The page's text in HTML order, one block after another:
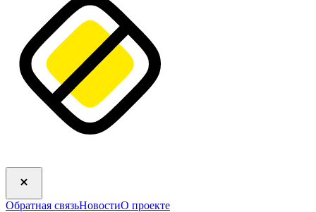
Обратная связьНовостиО проекте